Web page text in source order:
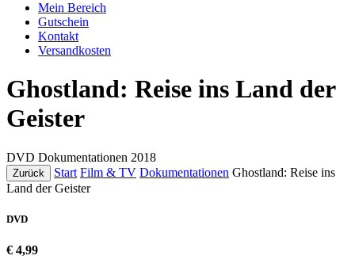
Mein Bereich
Gutschein
Kontakt
Versandkosten
Ghostland: Reise ins Land der
Geister
DVD Dokumentationen 2018
Zurück Start Film & TV Dokumentationen Ghostland: Reise ins
Land der Geister
DVD
€ 4,99